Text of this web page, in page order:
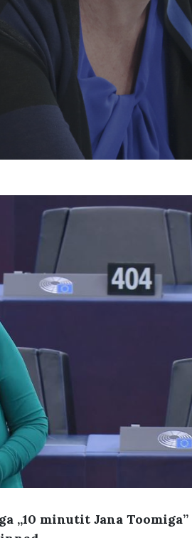
„10 minutit Jana Toomiga”